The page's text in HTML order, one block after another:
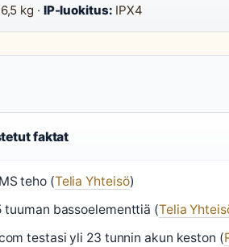
kg · IP-luokitus: IPX4
faktat
teho (Telia Yhteisö)
tuuman bassoelementtiä (Telia
testasi yli 23 tunnin akun keston (